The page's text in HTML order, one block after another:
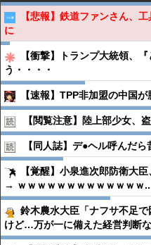
【悲報】鉄道ファンさん、
に
【衝撃】トランプ大統領、
う・・・・
【速報】TPP非加盟の中国
【閲覧注意】陸上部少女、
【同人誌】デ●︎ヘル呼んだ
【覚醒】小泉進次郎防衛大
→ ｗｗｗｗｗｗｗｗｗｗｗｗｗ
鈴木農水大臣「ナフサ不足
けど…万が一に備えた経営判断